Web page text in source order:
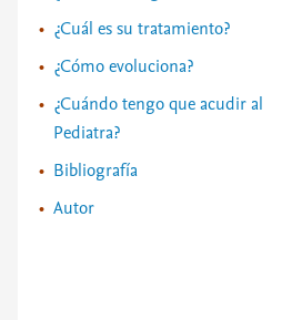
¿Cuál es su tratamiento?
¿Cómo evoluciona?
¿Cuándo tengo que acudir al
Pediatra?
Bibliografía
Autor